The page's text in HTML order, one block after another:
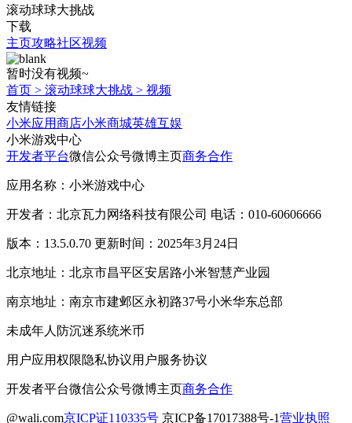
滚动球球大挑战
下载
主页攻略社区视频
暂时没有视频~
首页 > 滚动球球大挑战 > 视频
友情链接
小米应用商店小米商城英雄互娱
小米游戏中心
开发者平台微信公众号微博主页商务合作
应用名称：小米游戏中心
开发者：北京瓦力网络科技有限公司 电话：010-60606666
版本：13.5.0.70 更新时间：2025年3月24日
北京地址：北京市昌平区安居路小米智慧产业园
南京地址：南京市建邺区永初路37号小米华东总部
未成年人防沉迷系统米币
用户应用权限隐私协议用户服务协议
开发者平台微信公众号微博主页商务合作
@wali.com京ICP证110335号 京ICP备17017388号-1营业执照